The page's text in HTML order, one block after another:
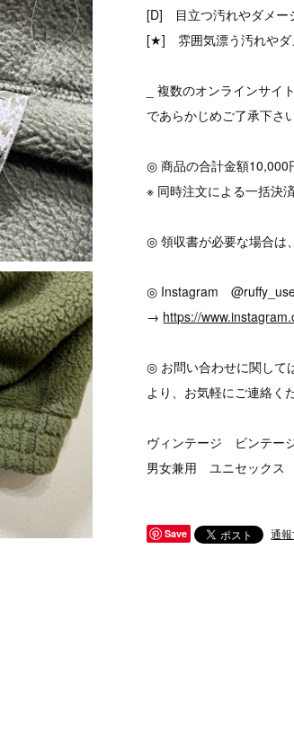
[D] 目立つ汚れやダメー
[★] 雰囲気漂う汚れやダ
_ 複数のオンラインサ
であらかじめご了承下さい
◎ 商品の合計金額10,000
※ 同時注文による一括決
◎ 領収書が必要な場合は
◎ Instagram
→ https://
◎ お問い合わせに関して
より、お気軽にご連絡く
ヴィンテージ ビンテー
男女兼用 ユニセックス
Save 通